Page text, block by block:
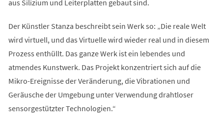
aus Silizium und Leiterplatten gebaut sind.
Der Künstler Stanza beschreibt sein Werk so: „Die reale Welt
wird virtuell, und das Virtuelle wird wieder real und in diesem
Prozess enthüllt. Das ganze Werk ist ein lebendes und
atmendes Kunstwerk. Das Projekt konzentriert sich auf die
Mikro-Ereignisse der Veränderung, die Vibrationen und
Geräusche der Umgebung unter Verwendung drahtloser
sensorgestützter Technologien.“